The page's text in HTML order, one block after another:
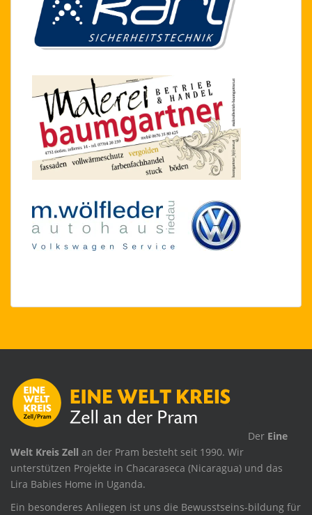
Der Eine
Welt Kreis Zell an der Pram besteht seit 1990. Wir
unterstützen Projekte in Chacaraseca (Nicaragua) und das
Lira Babies Home in Uganda.
Ein besonderes Anliegen ist uns die Bewusstseins-bildung für